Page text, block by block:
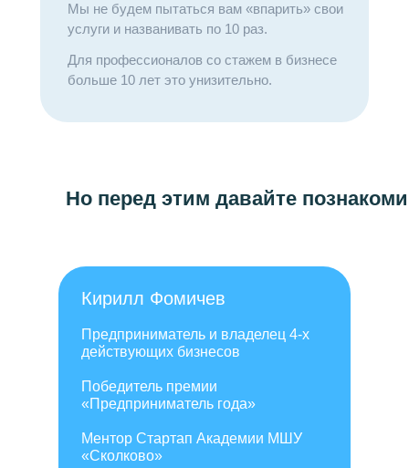
Для профессионалов со стажем в бизнесе
больше 10 лет это унизительно.
Мы не будем пытаться вам «впарить» свои
услуги и названивать по 10 раз.
Предприниматель и владелец 4-х
действующих бизнесов
Победитель премии
«Предприниматель года»
Ментор Стартап Академии МШУ
«Сколково»
Кирилл Фомичев
Но перед этим давайте